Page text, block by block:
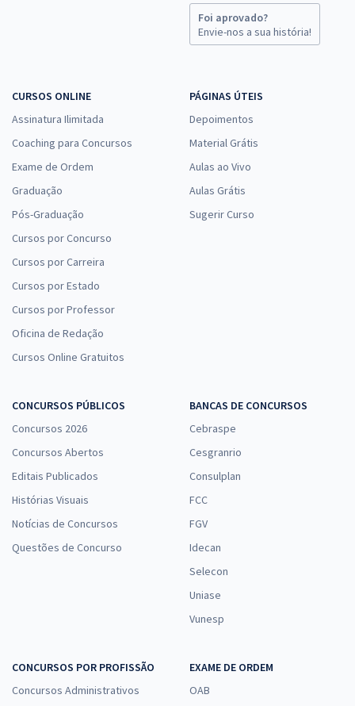
Farroupilha - Conhecimentos Básicos para Todos os Cargos de Nível
Superior (Docentes)
Economize R$ 59,96 (-20%)
Comprar
IFFAR - Instituto Federal de Educação, Ciência e Tecnologia
Farroupilha - Pedagogia
à vista
R$15,32
Economize R$ 45,96 (-20%)
Comprar
IFFAR - Instituto Federal de Educação, Ciência e Tecnologia
Farroupilha - Área/Subárea 15: Letras - Inglês
à vista
Economize R$ 97,98 (-20%)
Foi aprovado?
Envie-nos a sua história!
CURSOS ONLINE
Assinatura Ilimitada
Coaching para Concursos
Exame de Ordem
Graduação
Pós-Graduação
Cursos por Concurso
Cursos por Carreira
Cursos por Estado
Cursos por Professor
Oficina de Redação
Cursos Online Gratuitos
PÁGINAS ÚTEIS
Depoimentos
Material Grátis
Aulas ao Vivo
Aulas Grátis
Sugerir Curso
CONCURSOS PÚBLICOS
Concursos 2026
Concursos Abertos
Editais Publicados
Histórias Visuais
Notícias de Concursos
Questões de Concurso
BANCAS DE CONCURSOS
Cebraspe
Cesgranrio
Consulplan
FCC
FGV
Idecan
Selecon
Uniase
Vunesp
CONCURSOS POR PROFISSÃO
Concursos Administrativos
EXAME DE ORDEM
OAB